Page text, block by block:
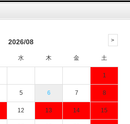
2026/08
水 木 金 土
1
5 6 7 8
12 13 14 15